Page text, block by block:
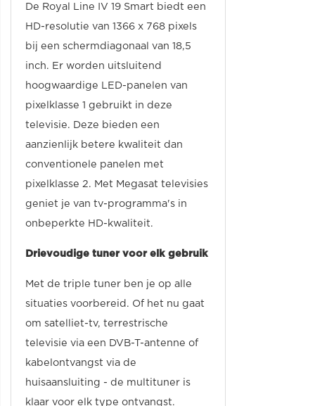
De Royal Line IV 19 Smart biedt een
HD-resolutie van 1366 x 768 pixels
bij een schermdiagonaal van 18,5
inch. Er worden uitsluitend
hoogwaardige LED-panelen van
pixelklasse 1 gebruikt in deze
televisie. Deze bieden een
aanzienlijk betere kwaliteit dan
conventionele panelen met
pixelklasse 2. Met Megasat televisies
geniet je van tv-programma's in
onbeperkte HD-kwaliteit.
Drievoudige tuner voor elk gebruik
Met de triple tuner ben je op alle
situaties voorbereid. Of het nu gaat
om satelliet-tv, terrestrische
televisie via een DVB-T-antenne of
kabelontvangst via de
huisaansluiting - de multituner is
klaar voor elk type ontvangst.